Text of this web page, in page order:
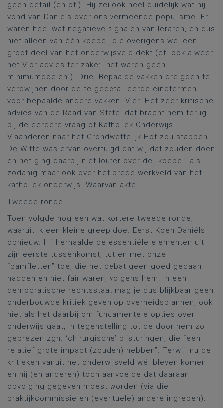
geen detail (en of!). Hij zei ook heel duidelijk wat hij
vond van Daniëls over ons vermeende populisme. Er
waren heel wat negatieve signalen van leraren, en dus
niet alleen van één koepel, die overigens wel een
groot deel van het onderwijsveld dekt (cf. ook alweer
het Vlor-advies ter zake: “het waren geen
minimumdoelen”). Drie. Bepaalde vakken dreigden te
verdwijnen door de te gedetailleerde eindtermen
voor bepaalde andere vakken. Vier. Het zeer kritische
advies van de Raad van State: dat bracht hem terug
bij de eerdere vraag of Katholiek Onderwijs
Vlaanderen naar het Grondwettelijk Hof zou stappen.
De Witte was ervan overtuigd dat wij dat zouden doen
en het ging daarbij niet louter over de “koepel” als
zodanig maar ook over het brede werkveld van het
katholiek onderwijs. Waarvan akte.
Tweede ronde
Toen volgde nog een wat kortere tweede ronde,
waaruit ik een kleine greep doe. Eerst Koen Daniëls
opnieuw. Hij herhaalde de essentiële elementen uit
zijn eerste tussenkomst, tot en met onze
“pamfletten” toe, die het debat geen goed gedaan
hadden en niet fair waren, volgens hem. In een
democratische rechtsstaat mag je dus blijkbaar geen
onderbouwde kritiek geven op overheidsplannen, ook
niet als het daarbij om fundamentele opties over
onderwijs gaat, in tegenstelling tot de door hem zo
geprezen zgn. ‘chirurgische’ bijsturingen, die “een
relatief grote impact (zouden) hebben”. Terwijl nu de
kritieken vanuit het onderwijsveld wél bleven komen
en hij (en anderen) toch aanvoelde dat daaraan
opvolging gegeven moest worden (via die
praktijkcommissie en (eventuele) andere ingrepen).